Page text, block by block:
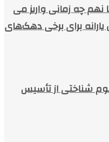
نهم چه زمانی واریز می
برای برخی دهک‌های
شناختی از تأسیس